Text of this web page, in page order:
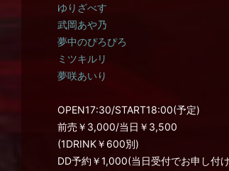
ゆりざべす
武岡あや乃
夢中のぴろぴろ
ミツキルリ
夢咲あいり
OPEN17:30/START18:00(予定)
前売￥3,000/当日￥3,500
(1DRINK￥600別)
DD予約￥1,000(当日受付でお申し付